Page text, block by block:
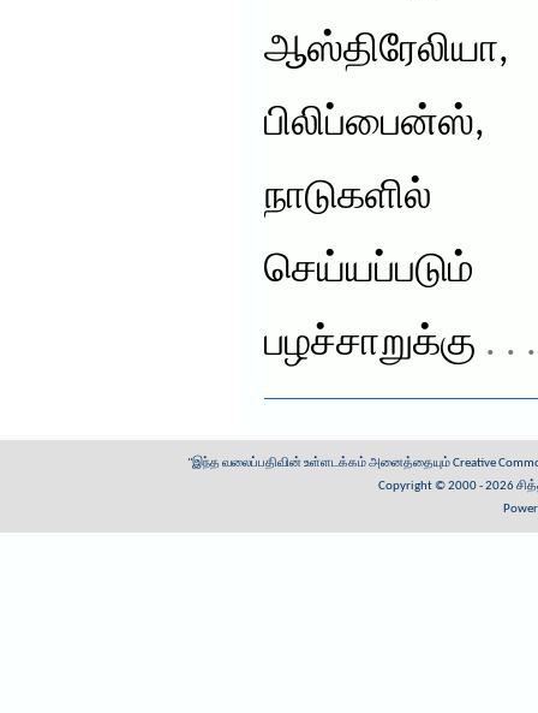
நாடுகளில்
பழச்சாறுக்கு . .
"இந்த வலைப்பதிவின் உள்ளடக்கம் அனைத்தையும்Creative
Copyright © 2000 - 2026